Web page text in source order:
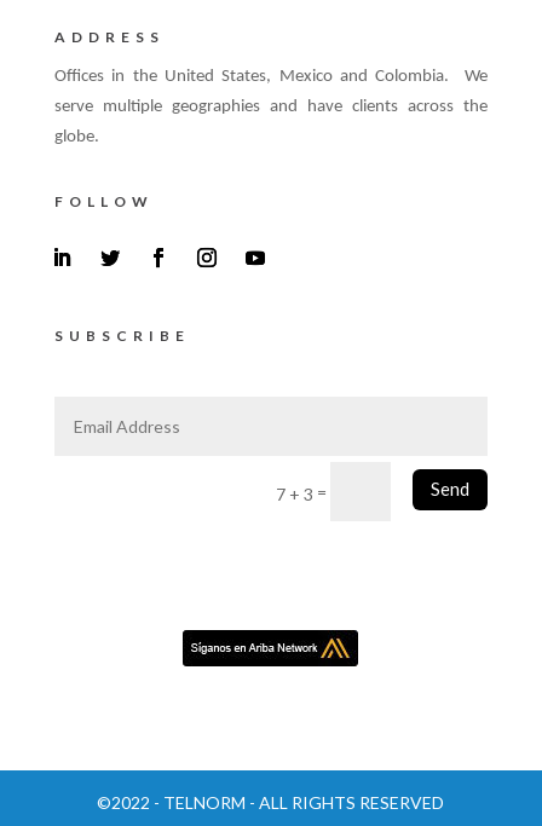
ADDRESS
Offices in the United States, Mexico and Colombia. We
serve multiple geographies and have clients across the
globe.
FOLLOW
SUBSCRIBE
7 + 3 = Send
©2022 - TELNORM - ALL RIGHTS RESERVED